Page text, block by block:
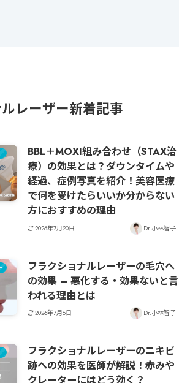
レーザー新着記事
BBL＋MOXI組み合わせ（STAX治
療）の効果とは？ダウンタイムや
経過、症例写真を紹介！美容医療
で何を受けたらいいか分からない
方におすすめの理由
2026年7月20日 Dr.小林智子
フラクショナルレーザーの毛穴へ
の効果 – 悪化する・効果ないと言
われる理由とは
2026年7月6日 Dr.小林智子
フラクショナルレーザーのニキビ
跡への効果を医師が解説！赤みや